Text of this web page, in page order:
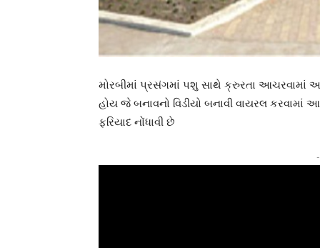
મોરબીમાં પ્રસંગમાં પશુ સાથે ક્રુરતા આચરવામાં
હોય જે બનાવનો વિડીયો બનાવી વાયરલ
ફરિયાદ નોંધાવી છે